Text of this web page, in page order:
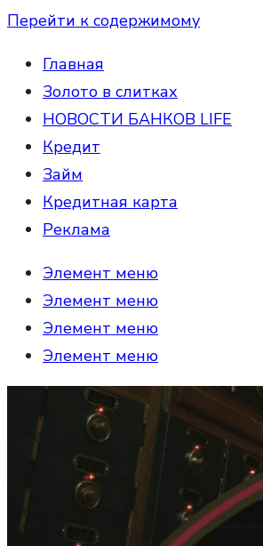
Перейти к содержимому
Главная
Золото в слитках
НОВОСТИ БАНКОВ LIFE
Кредит
Займ
Кредитная карта
Реклама
Элемент меню
Элемент меню
Элемент меню
Элемент меню